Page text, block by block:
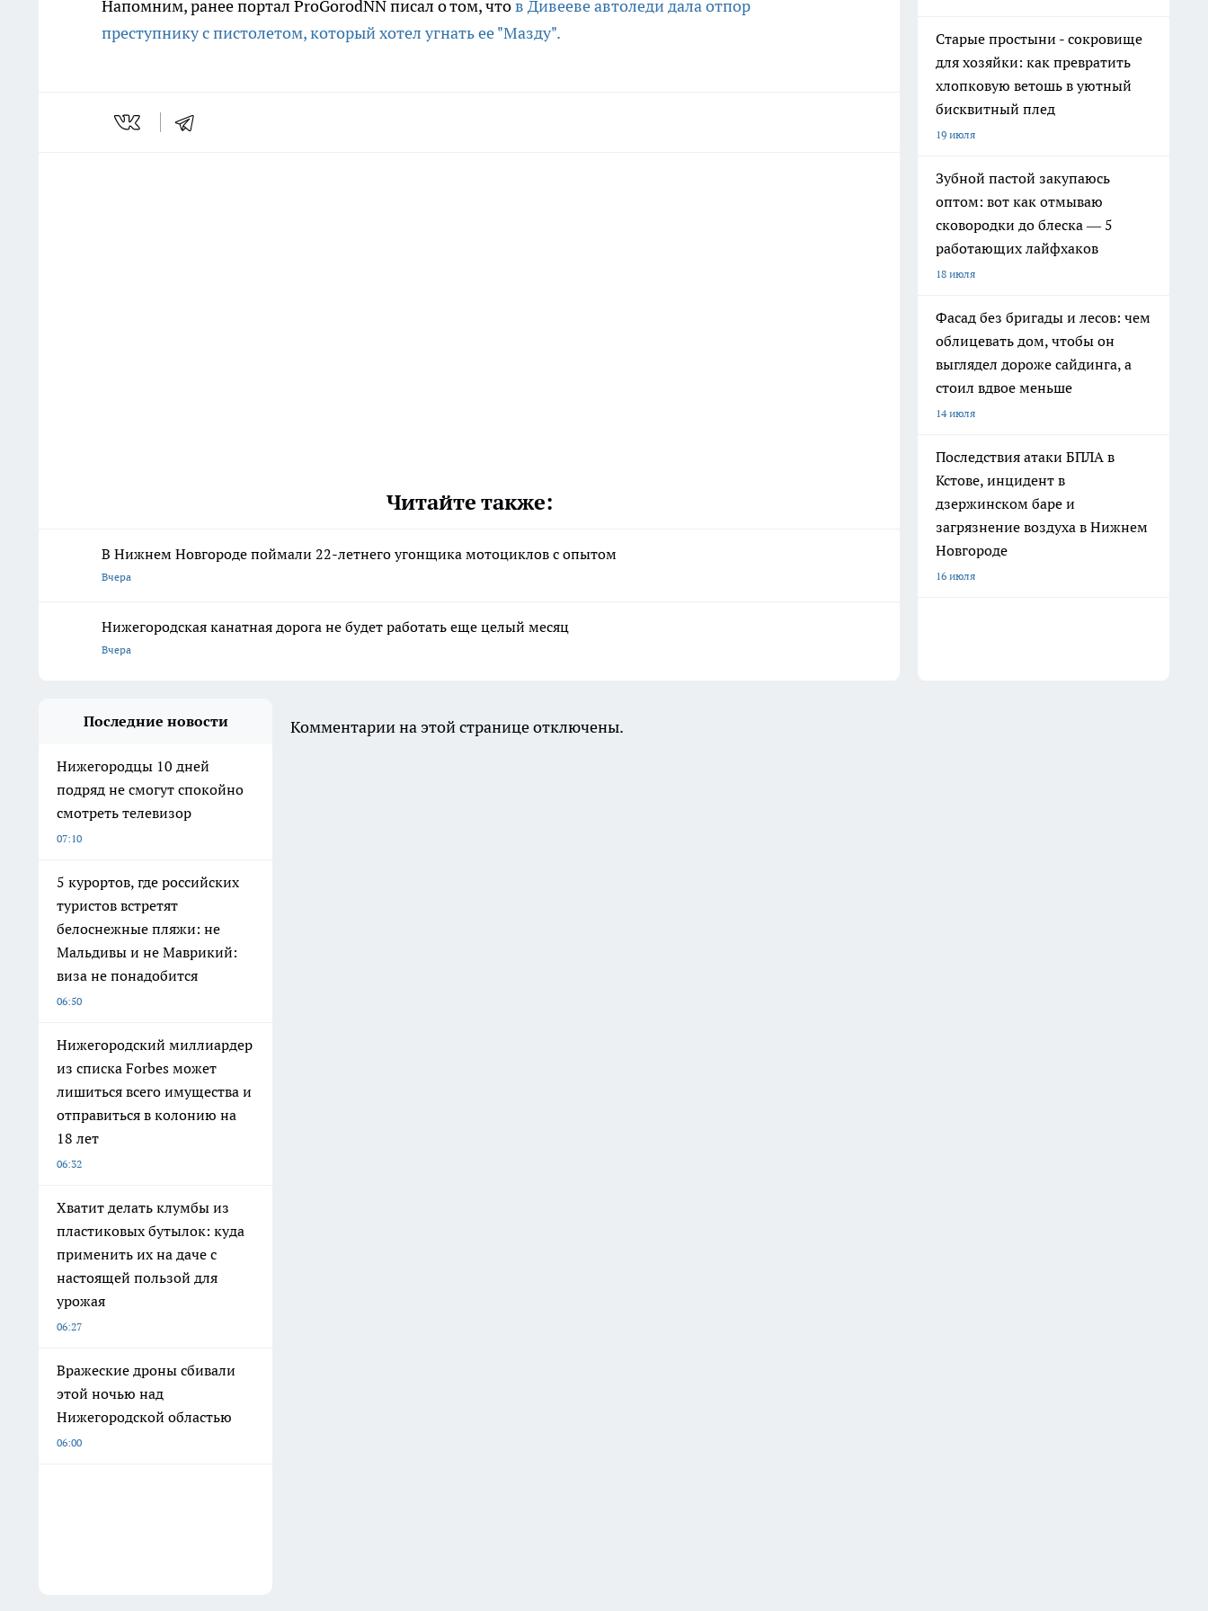
Напомним, ранее портал ProGorodNN писал о том, чтов Дивееве автоледи дала отпор
преступнику с пистолетом, который хотел угнать ее "Мазду".
Читайте также:
В Нижнем Новгороде поймали 22-летнего угонщика мотоциклов с опытом
Вчера
Нижегородская канатная дорога не будет работать еще целый месяц
Вчера
Старые простыни - сокровище
для хозяйки: как превратить
хлопковую ветошь в уютный
бисквитный плед
19 июля
Зубной пастой закупаюсь
оптом: вот как отмываю
сковородки до блеска — 5
работающих лайфхаков
18 июля
Фасад без бригады и лесов: чем
облицевать дом, чтобы он
выглядел дороже сайдинга, а
стоил вдвое меньше
14 июля
Последствия атаки БПЛА в
Кстове, инцидент в
дзержинском баре и
загрязнение воздуха в Нижнем
Новгороде
16 июля
Последние новости
Нижегородцы 10 дней
подряд не смогут спокойно
смотреть телевизор
07:10
5 курортов, где российских
туристов встретят
белоснежные пляжи: не
Мальдивы и не Маврикий:
виза не понадобится
06:50
Нижегородский миллиардер
из списка Forbes может
лишиться всего имущества и
отправиться в колонию на
18 лет
06:32
Хватит делать клумбы из
пластиковых бутылок: куда
применить их на даче с
настоящей пользой для
урожая
06:27
Вражеские дроны сбивали
этой ночью над
Нижегородской областью
06:00
Комментарии на этой странице отключены.